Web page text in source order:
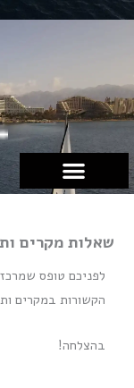
דילוג
שאלות מקרים
לפניכם טופס
הקשורות במקרים
בהצלחה!